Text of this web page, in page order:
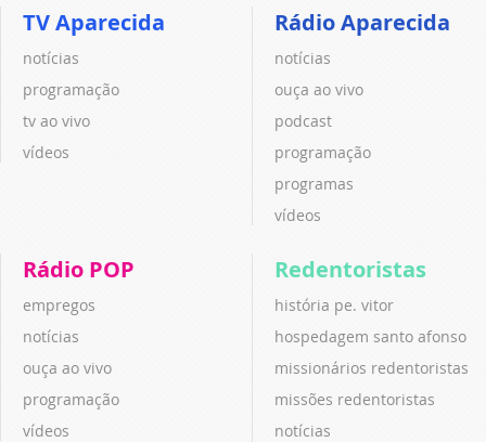
TV Aparecida
notícias
programação
tv ao vivo
vídeos
Rádio Aparecida
notícias
ouça ao vivo
podcast
programação
programas
vídeos
Rádio POP
empregos
notícias
ouça ao vivo
programação
vídeos
Redentoristas
história pe. vitor
hospedagem santo afonso
missionários redentoristas
missões redentoristas
notícias